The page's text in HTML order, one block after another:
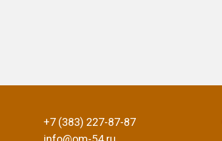
+7 (383) 227-87-87